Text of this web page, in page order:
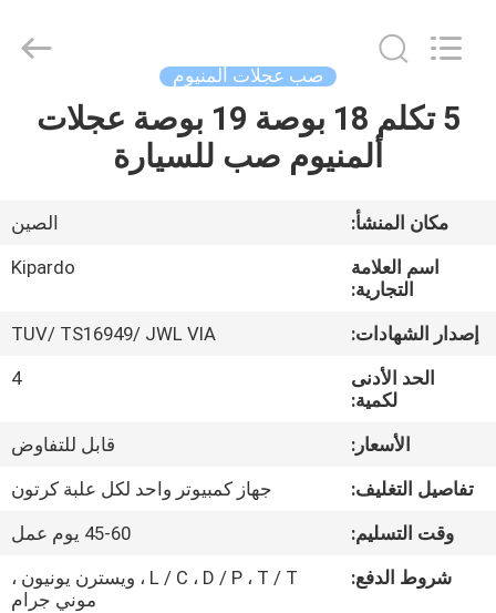
الصفحة
منتجات
معلومات
عنا
المعمل
مراقبة
الجودة
Industry
Co.,Ltd.
صب عجلات ألمنيوم
5 تكلم 18 بوصة 19 بوصة عجلات
ألمنيوم صب للسيارة
مكان المنشأ:
الصين
اسم العلامة
التجارية:
Kipardo
إصدار الشهادات:
TUV/ TS16949/ JWL VIA
الحد الأدنى
لكمية:
4
الأسعار:
قابل للتفاوض
تفاصيل التغليف:
جهاز كمبيوتر واحد لكل علبة كرتون
وقت التسليم:
45-60 يوم عمل
شروط الدفع:
L / C ، D / P ، T / T ، ويسترن يونيون ،
موني جرام